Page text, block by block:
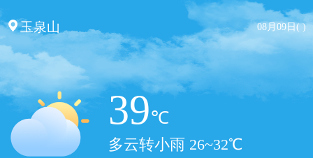
玉泉山 08月09日( )
39℃
多云转小雨 26~32℃